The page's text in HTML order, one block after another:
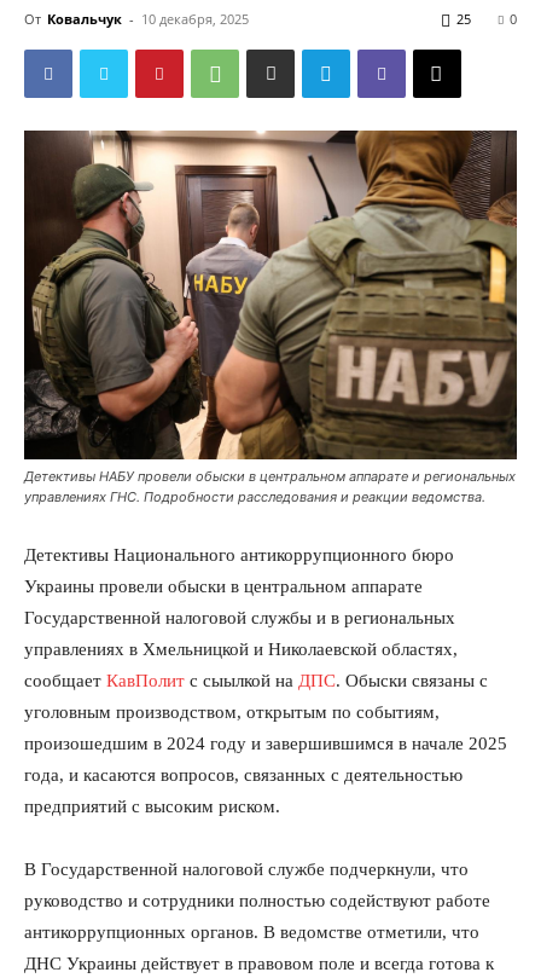
От Ковальчук - 10 декабря, 2025 0
25
Детективы НАБУ провели обыски в центральном аппарате и региональных
управлениях ГНС. Подробности расследования и реакции ведомства.
Детективы Национального антикоррупционного бюро
Украины провели обыски в центральном аппарате
Государственной налоговой службы и в региональных
управлениях в Хмельницкой и Николаевской областях,
сообщает КавПолит с сыылкой на ДПС. Обыски связаны с
уголовным производством, открытым по событиям,
произошедшим в 2024 году и завершившимся в начале 2025
года, и касаются вопросов, связанных с деятельностью
предприятий с высоким риском.
В Государственной налоговой службе подчеркнули, что
руководство и сотрудники полностью содействуют работе
антикоррупционных органов. В ведомстве отметили, что
ДНС Украины действует в правовом поле и всегда готова к